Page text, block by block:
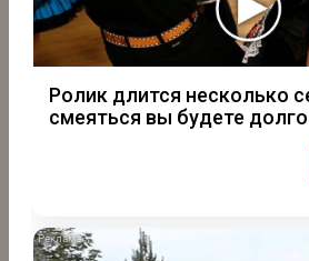
Ролик длится несколько
смеяться вы будете долго